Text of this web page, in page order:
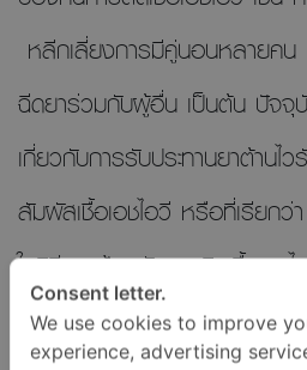
หลีกเลี่ยงการมีคู่นอนหลายคน
ฉีดยาร่วมกับผู้อื่น เป็นต้น ปัจจุ
เกี่ยวกับการรับประทานยาต้านไ
สัมผัสเชื้อเอชไอวี หรือที่เรียกว่
ในวิธีการป้องกันการติดเชื้อเอช
ปัจจุบัน
Consent letter.
We use cookies to improve
experience, advertising